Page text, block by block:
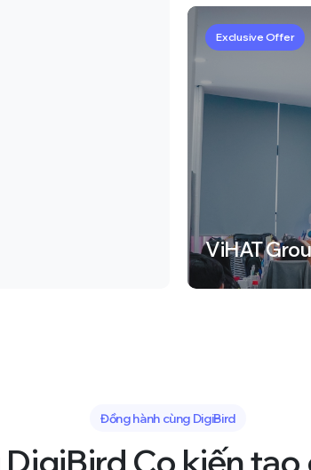
Exclusive Offer
ViHAT
Đồng hành cùng DigiBird
DigiBird Co kiếntạo